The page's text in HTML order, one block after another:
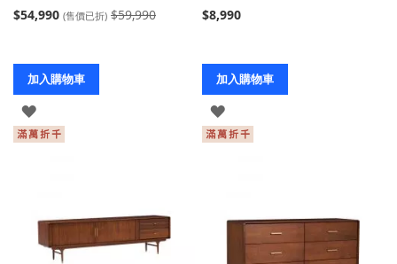
$54,990 (售價已折) $59,990
加入購物車
登
入
$8,990
加入購物車
登
入